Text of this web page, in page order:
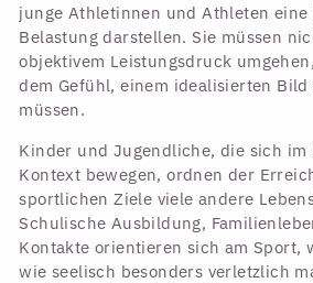
junge Athletinnen und Athleten eine
Belastung darstellen. Sie müssen
objektivem Leistungsdruck
dem Gefühl, einem idealisierten Bild
müssen.
Kinder und Jugendliche, die sich
Kontext bewegen, ordnen der
sportlichen Ziele viele andere
Schulische Ausbildung,
Kontakte orientieren sich am Sport,
wie seelisch besonders verletzlich